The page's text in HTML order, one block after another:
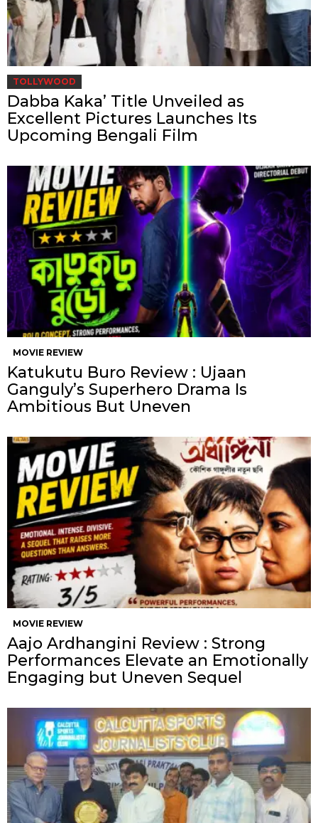
TOLLYWOOD
Dabba Kaka’ Title Unveiled as
Excellent Pictures Launches Its
Upcoming Bengali Film
MOVIE REVIEW
Katukutu Buro Review : Ujaan
Ganguly’s Superhero Drama Is
Ambitious But Uneven
MOVIE REVIEW
Aajo Ardhangini Review : Strong
Performances Elevate an Emotionally
Engaging but Uneven Sequel